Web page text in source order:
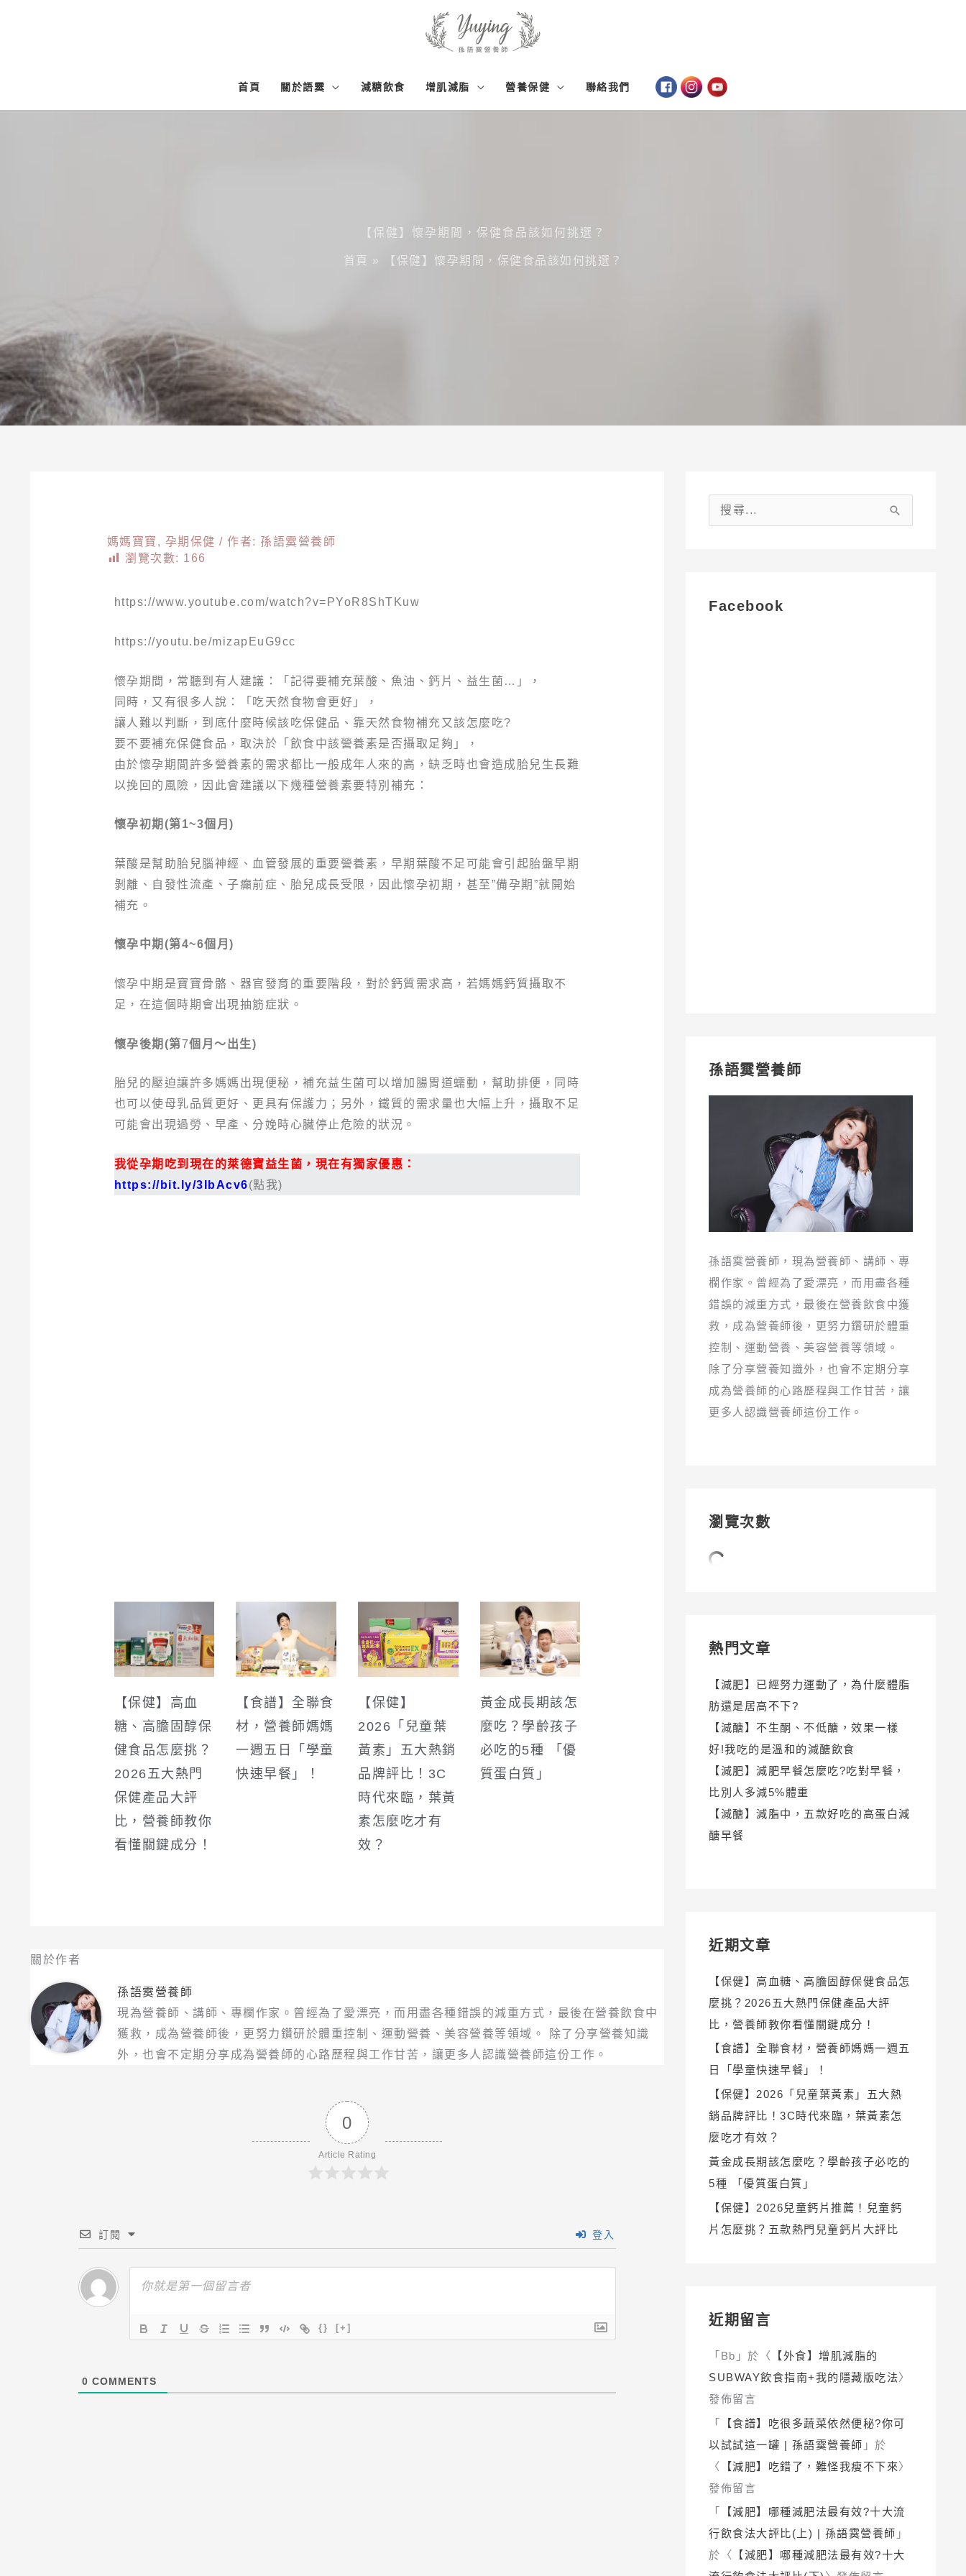
容
首頁 關於語霙 減糖飲食 增肌減脂 營養保健 聯絡我們
【保健】懷孕期間，保健食品該如何挑選？
首頁 » 【保健】懷孕期間，保健食品該如何挑選？
媽媽寶寶 , 孕期保健 / 作者: 孫語霙營養師
瀏覽次數: 166
https://www.youtube.com/watch?v=PYoR8ShTKuw
https://youtu.be/mizapEuG9cc
懷孕期間，常聽到有人建議：「記得要補充葉酸、魚油、鈣片、益生菌…」，
同時，又有很多人說：「吃天然食物會更好」，
讓人難以判斷，到底什麼時候該吃保健品、靠天然食物補充又該怎麼吃?
要不要補充保健食品，取決於「飲食中該營養素是否攝取足夠」，
由於懷孕期間許多營養素的需求都比一般成年人來的高，缺乏時也會造成胎兒生長難
以挽回的風險，因此會建議以下幾種營養素要特別補充：
懷孕初期(第1~3個月)
葉酸是幫助胎兒腦神經、血管發展的重要營養素，早期葉酸不足可能會引起胎盤早期
剝離、自發性流產、子癲前症、胎兒成長受限，因此懷孕初期，甚至”備孕期”就開始
補充。
懷孕中期(第4~6個月)
懷孕中期是寶寶骨骼、器官發育的重要階段，對於鈣質需求高，若媽媽鈣質攝取不
足，在這個時期會出現抽筋症狀。
懷孕後期(第 7個月～出生)
胎兒的壓迫讓許多媽媽出現便秘，補充益生菌可以增加腸胃道蠕動，幫助排便，同時
也可以使母乳品質更好、更具有保護力；另外，鐵質的需求量也大幅上升，攝取不足
可能會出現過勞、早產、分娩時心臟停止危險的狀況。
我從孕期吃到現在的萊德寶益生菌，現在有獨家優惠：
https://bit.ly/3IbAcv6(點我)
【保健】高血
糖、高膽固醇保
健食品怎麼挑？
2026五大熱門
保健產品大評
比，營養師教你
看懂關鍵成分！
【食譜】全聯食
材，營養師媽媽
一週五日「學童
快速早餐」！
【保健】
2026「兒童葉
黃素」五大熱銷
品牌評比！3C
時代來臨，葉黃
素怎麼吃才有
效？
黃金成長期該怎
麼吃？學齡孩子
必吃的5種 「優
質蛋白質」
關於作者
孫語霙營養師
現為營養師、講師、專欄作家。曾經為了愛漂亮，而用盡各種錯誤的減重方式，最後在營養飲食中
獲救，成為營養師後，更努力鑽研於體重控制、運動營養、美容營養等領域。 除了分享營養知識
外，也會不定期分享成為營養師的心路歷程與工作甘苦，讓更多人認識營養師這份工作。
0
Article Rating
訂閱 登入
{} [+]
0 COMMENTS
字
Facebook
孫語霙營養師
孫語霙營養師，現為營養師、講師、專
欄作家。曾經為了愛漂亮，而用盡各種
錯誤的減重方式，最後在營養飲食中獲
救，成為營養師後，更努力鑽研於體重
控制、運動營養、美容營養等領域。
除了分享營養知識外，也會不定期分享
成為營養師的心路歷程與工作甘苦，讓
更多人認識營養師這份工作。
瀏覽次數
熱門文章
【減肥】已經努力運動了，為什麼體脂
肪還是居高不下?
【減醣】不生酮、不低醣，效果一樣
好!我吃的是溫和的減醣飲食
【減肥】減肥早餐怎麼吃?吃對早餐，
比別人多減5%體重
【減醣】減脂中，五款好吃的高蛋白減
醣早餐
近期文章
【保健】高血糖、高膽固醇保健食品怎
麼挑？2026五大熱門保健產品大評
比，營養師教你看懂關鍵成分！
【食譜】全聯食材，營養師媽媽一週五
日「學童快速早餐」！
【保健】2026「兒童葉黃素」五大熱
銷品牌評比！3C時代來臨，葉黃素怎
麼吃才有效？
黃金成長期該怎麼吃？學齡孩子必吃的
5種 「優質蛋白質」
【保健】2026兒童鈣片推薦！兒童鈣
片怎麼挑？五款熱門兒童鈣片大評比
近期留言
「 Bb 」於〈
【外食】增肌減脂的
SUBWAY飲食指南+我的隱藏版吃法〉
發佈留言
「
【食譜】吃很多蔬菜依然便秘?你可
以試試這一罐 | 孫語霙營養師 」於
〈
【減肥】吃錯了，難怪我瘦不下來〉
發佈留言
「
【減肥】哪種減肥法最有效?十大流
行飲食法大評比(上) | 孫語霙營養師 」
於〈
【減肥】哪種減肥法最有效?十大